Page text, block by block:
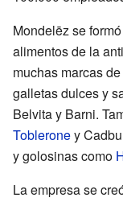
Mondelēz se
alimentos de la
muchas marcas
galletas dulces y
Belvita y Barni.
Tobleroney
y golosinas como
La empresa se